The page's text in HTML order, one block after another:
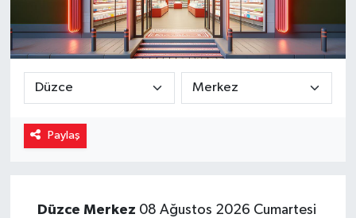
Paylaş
Düzce Merkez 08 Ağustos 2026 Cumartesi
Magazin
Sağlık